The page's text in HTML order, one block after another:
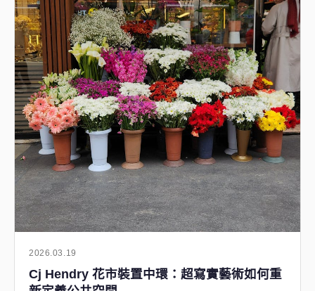
2026.03.19
Cj Hendry 花市裝置中環：超寫實藝術如何重